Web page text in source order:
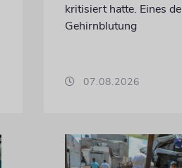
kritisiert hatte. Eines
Gehirnblutung
07.08.2026